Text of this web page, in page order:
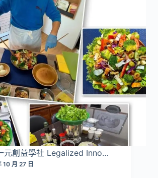
元創益學社 Legalized Inno…
10 月 27 日